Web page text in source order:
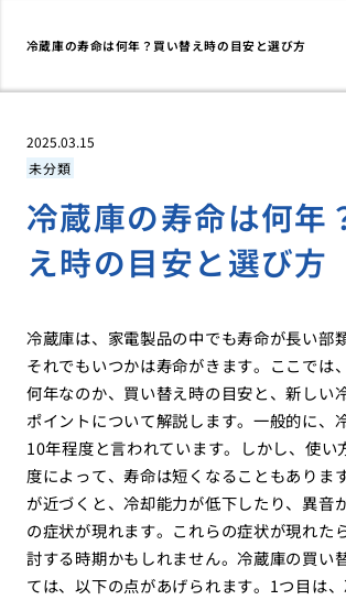
冷蔵庫の寿命は何年？買い替え時の目安と選び方
2025.03.15
未分類
冷蔵庫の寿命は何年
え時の目安と選び方
冷蔵庫は、家電製品の中でも寿命が長い部
それでもいつかは寿命がきます。ここでは
何年なのか、買い替え時の目安と、新しい
ポイントについて解説します。一般的に、
10年程度と言われています。しかし、使い
度によって、寿命は短くなることもありま
が近づくと、冷却能力が低下したり、異音
の症状が現れます。これらの症状が現れた
討する時期かもしれません。冷蔵庫の買い
ては、以下の点があげられます。1つ目は